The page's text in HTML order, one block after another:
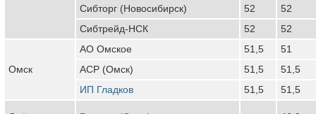
Сибторг (Новосибирск)
52
52
Сибтрейд-НСК
52 52
Омск
АО Омское 51,5
51
АСР (Омск)
51,5
51,5
ИП Гладков
51,5 51,5